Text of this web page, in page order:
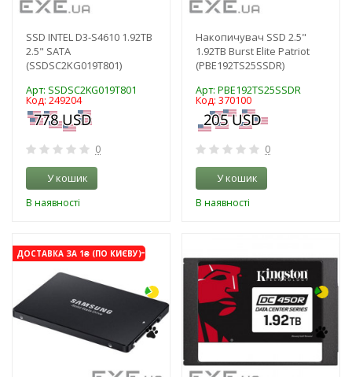
SSD INTEL D3-S4610 1.92TB
2.5" SATA
(SSDSC2KG019T801)
Арт: SSDSC2KG019T801
Код: 249204
0
У кошик
В наявності
Накопичувач SSD 2.5"
1.92TB Burst Elite Patriot
(PBE192TS25SSDR)
Арт: PBE192TS25SSDR
Код: 370100
0
У кошик
В наявності
ДОСТАВКА ЗА 1₴ (ПО КИЄВУ)-3%